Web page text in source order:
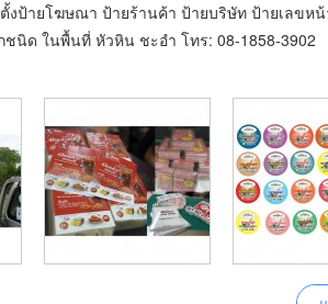
ายโฆษณา ป้ายร้านค้า ป้ายบริษัท ป้ายเลขหน้
ชนิด ในพื้นที่ หัวหิน ชะอำ โทร: 08-1858-